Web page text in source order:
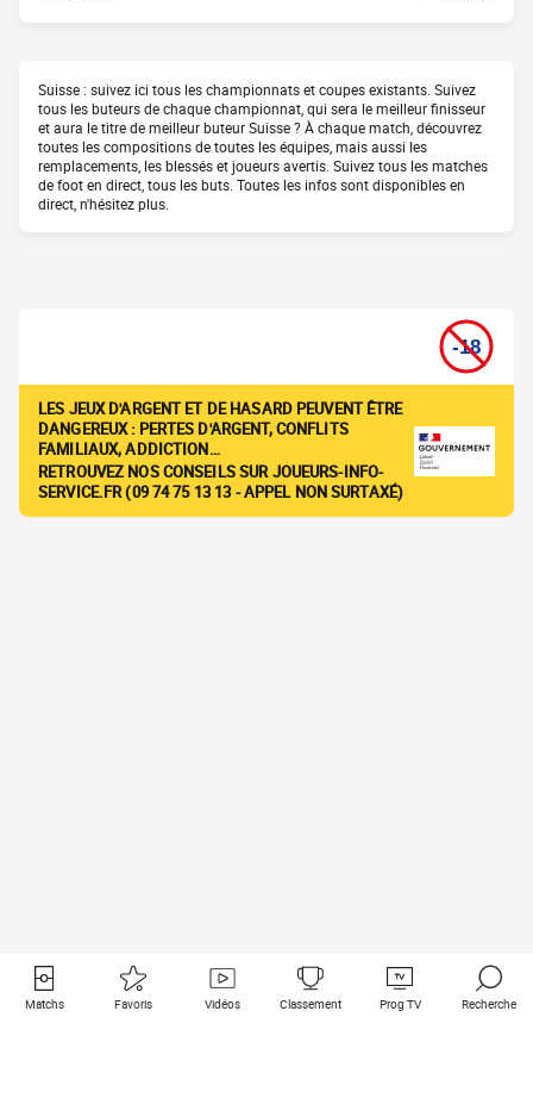
Suisse : suivez ici tous les championnats et coupes existants. Suivez
tous les buteurs de chaque championnat, qui sera le meilleur finisseur
et aura le titre de meilleur buteur Suisse ? À chaque match, découvrez
toutes les compositions de toutes les équipes, mais aussi les
remplacements, les blessés et joueurs avertis. Suivez tous les matches
de foot en direct, tous les buts. Toutes les infos sont disponibles en
direct, n'hésitez plus.
LES JEUX D'ARGENT ET DE HASARD PEUVENT ÊTRE
DANGEREUX : PERTES D'ARGENT, CONFLITS
FAMILIAUX, ADDICTION…
RETROUVEZ NOS CONSEILS SUR JOUEURS-INFO-
SERVICE.FR (09 74 75 13 13 - APPEL NON SURTAXÉ)
Matchs Favoris Vidéos Classement Prog TV Recherche